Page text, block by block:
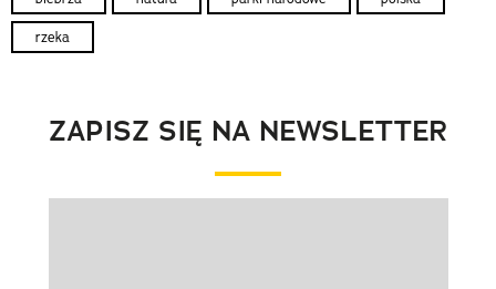
rzeka
ZAPISZ SIĘ NA NEWSLETTER